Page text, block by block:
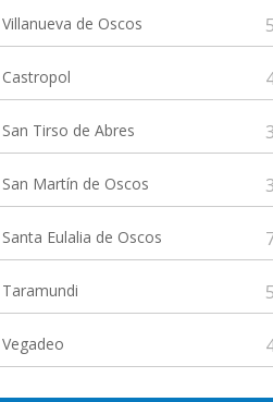
Villanueva de Oscos 5
Castropol
San Tirso de Abres 3
San Martín de Oscos 3
Santa Eulalia de Oscos
Taramundi 5
Vegadeo